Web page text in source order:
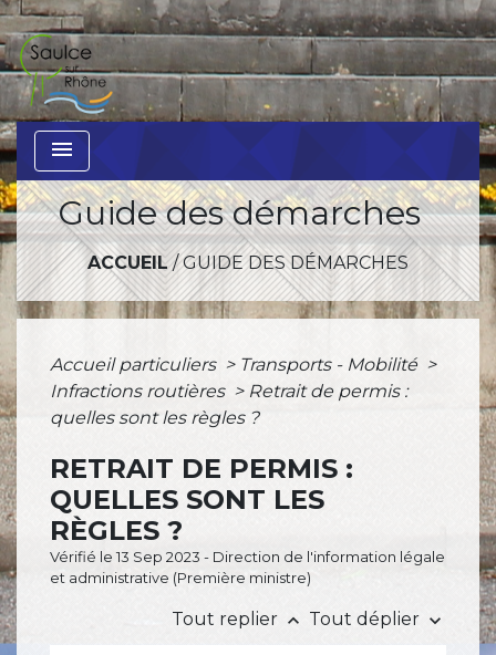
menu
Guide des démarches
ACCUEIL/GUIDE DES DÉMARCHES
Accueil particuliers > Transports - Mobilité >
Infractions routières > Retrait de permis :
quelles sont les règles ?
RETRAIT DE PERMIS :
QUELLES SONT LES
RÈGLES ?
Vérifié le 13 Sep 2023 - Direction de l'information légale
et administrative (Première ministre)
Tout replier keyboard_arrow_up Tout déplier keyboard_arrow_down